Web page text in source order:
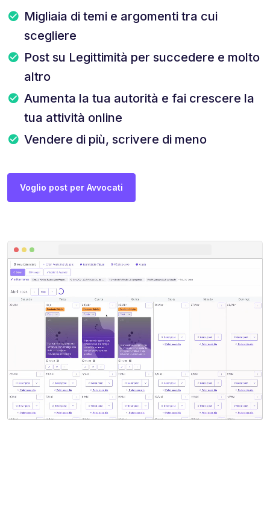
Migliaia di temi e argomenti tra cui
scegliere
Post su Legittimità per succedere e molto
altro
Aumenta la tua autorità e fai crescere la
tua attività online
Vendere di più, scrivere di meno
Voglio post per Avvocati